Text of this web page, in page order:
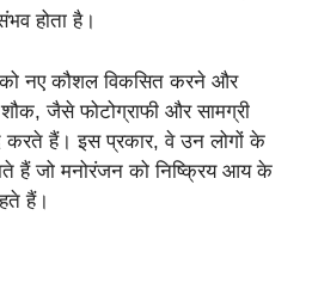
होता है।
को नए कौशल विकसित करने और
जैसे फोटोग्राफी और सामग्री
करते हैं। इस प्रकार, वे उन लोगों के
हैं जो मनोरंजन को निष्क्रिय आय के
हैं।